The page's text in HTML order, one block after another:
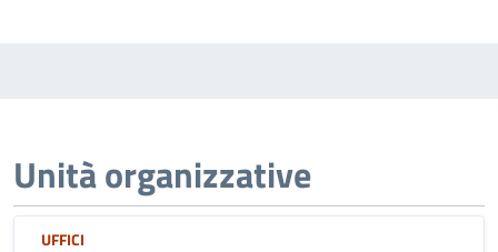
Unità organizzative
UFFICI